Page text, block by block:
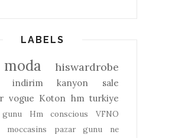
LABELS
moda
hiswardrobe
indirim kanyon
sale
vogue Koton hm turkiye
Hm conscious
VFNO
moccasins
pazar gunu ne